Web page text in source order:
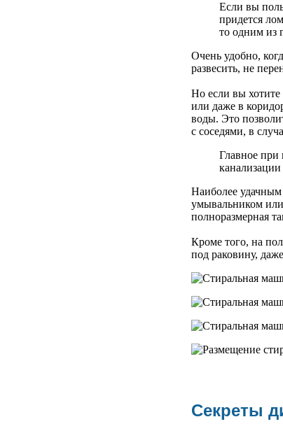
Если вы
придется
то одним из
Очень удобно,
развесить, не
Но если вы
или даже в
воды. Это
с соседями, в
Главное при
Наиболее
умывальником
полноразмерная
Кроме того, на
под раковину,
Секреты